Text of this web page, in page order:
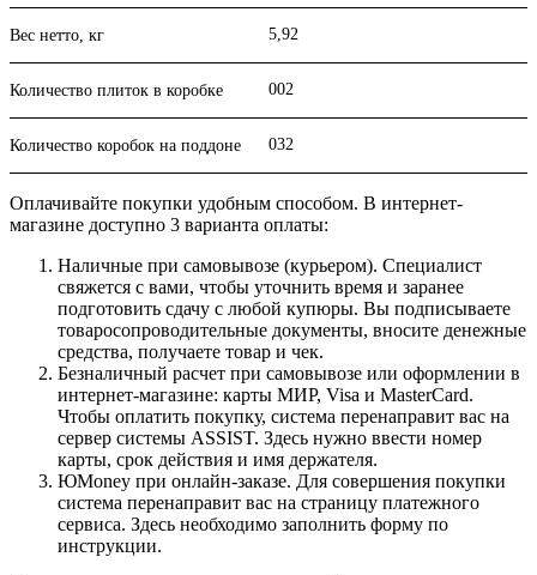
Вес нетто, кг 5,92
Количество плиток в коробке 002
Количество коробок на поддоне 032
Оплачивайте покупки удобным способом. В интернет-
магазине доступно 3 варианта оплаты:
Наличные при самовывозе (курьером). Специалист
свяжется с вами, чтобы уточнить время и заранее
подготовить сдачу с любой купюры. Вы подписываете
товаросопроводительные документы, вносите денежные
средства, получаете товар и чек.
Безналичный расчет при самовывозе или оформлении в
интернет-магазине: карты МИР, Visa и MasterCard.
Чтобы оплатить покупку, система перенаправит вас на
сервер системы ASSIST. Здесь нужно ввести номер
карты, срок действия и имя держателя.
ЮMoney при онлайн-заказе. Для совершения покупки
система перенаправит вас на страницу платежного
сервиса. Здесь необходимо заполнить форму по
инструкции.